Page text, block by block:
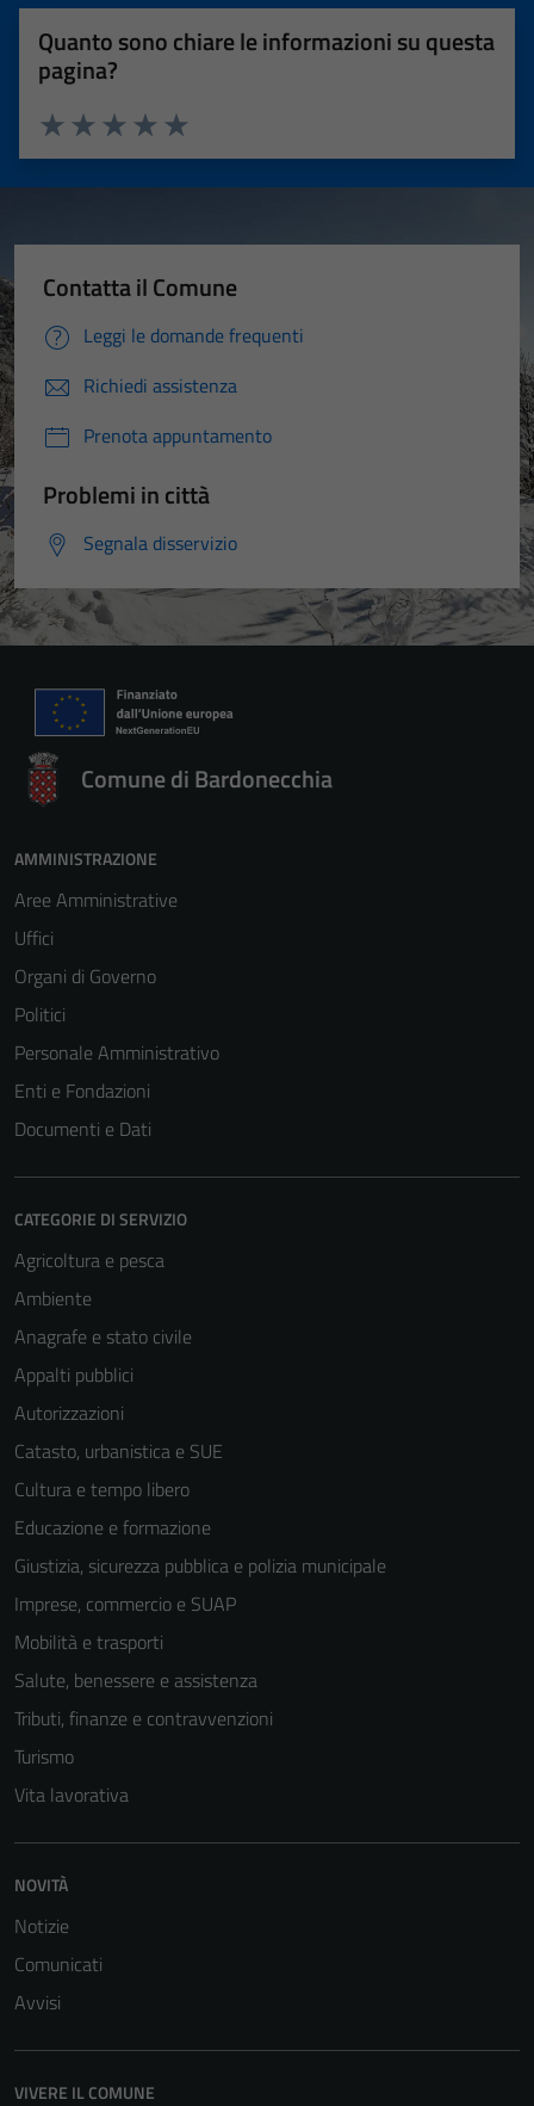
Quanto sono chiare le informazioni su questa
pagina?
Valuta 5 stelle su 5
Valuta 4 stelle su 5
Valuta 3 stelle su 5
Valuta 2 stelle su 5
Valuta 1 stelle su 5
Contatta il Comune
Leggi le domande frequenti
Richiedi assistenza
Prenota appuntamento
Problemi in città
Segnala disservizio
Comune di Bardonecchia
AMMINISTRAZIONE
Aree Amministrative
Uffici
Organi di Governo
Politici
Personale Amministrativo
Enti e Fondazioni
Documenti e Dati
CATEGORIE DI SERVIZIO
Agricoltura e pesca
Ambiente
Anagrafe e stato civile
Appalti pubblici
Autorizzazioni
Catasto, urbanistica e SUE
Cultura e tempo libero
Educazione e formazione
Giustizia, sicurezza pubblica e polizia municipale
Imprese, commercio e SUAP
Mobilità e trasporti
Salute, benessere e assistenza
Tributi, finanze e contravvenzioni
Turismo
Vita lavorativa
NOVITÀ
Notizie
Comunicati
Avvisi
VIVERE IL COMUNE